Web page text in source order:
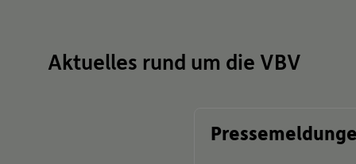
Aktuelles rund um die VBV